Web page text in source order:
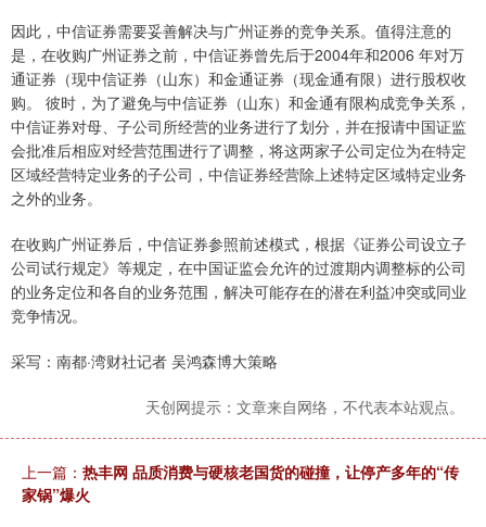
因此，中信证券需要妥善解决与广州证券的竞争关系。值得注意的
是，在收购广州证券之前，中信证券曾先后于2004年和2006 年对万
通证券（现中信证券（山东）和金通证券（现金通有限）进行股权收
购。 彼时，为了避免与中信证券（山东）和金通有限构成竞争关系，
中信证券对母、子公司所经营的业务进行了划分，并在报请中国证监
会批准后相应对经营范围进行了调整，将这两家子公司定位为在特定
区域经营特定业务的子公司，中信证券经营除上述特定区域特定业务
之外的业务。
在收购广州证券后，中信证券参照前述模式，根据《证券公司设立子
公司试行规定》等规定，在中国证监会允许的过渡期内调整标的公司
的业务定位和各自的业务范围，解决可能存在的潜在利益冲突或同业
竞争情况。
采写：南都·湾财社记者 吴鸿森博大策略
天创网提示：文章来自网络，不代表本站观点。
上一篇： 热丰网 品质消费与硬核老国货的碰撞，让停产多年的“传
家锅”爆火